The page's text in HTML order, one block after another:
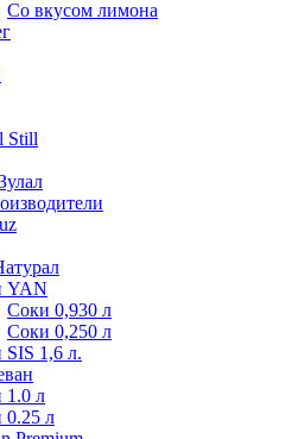
Со вкусом лимона
Still
YAN
Соки 0,930 л
Соки 0,250 л
1,6 л.
1.0 л
0.25 л